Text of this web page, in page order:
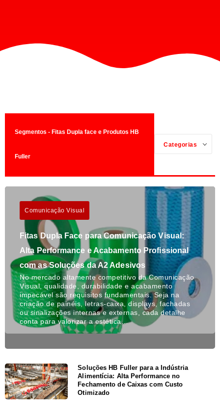
Segmentos - Fitas Dupla face e Produtos HB
Fuller
Categorias
Comunicação Visual
Fitas Dupla Face para Comunicação Visual:
Alta Performance e Acabamento Profissional
com as Soluções da A2 Adesivos
No mercado altamente competitivo da Comunicação
Visual, qualidade, durabilidade e acabamento
impecável são requisitos fundamentais. Seja na
criação de painéis, letras-caixa, displays, fachadas
ou sinalizações internas e externas, cada detalhe
conta para valorizar a estética…
Soluções HB Fuller para a Indústria
Alimentícia: Alta Performance no
Fechamento de Caixas com Custo
Otimizado